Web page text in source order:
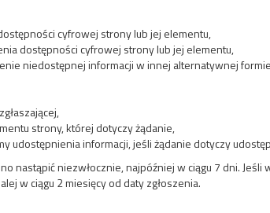
cyfrowej strony lub jej elementu,
dostępności cyfrowej strony lub jej elementu,
niedostępnej informacji w innej alternatywnej
strony, której dotyczy żądanie,
udostępnienia informacji, jeśli żądanie dotyczy
nastąpić niezwłocznie, najpóźniej w ciągu 7 dni.
w ciągu 2 miesięcy od daty zgłoszenia.